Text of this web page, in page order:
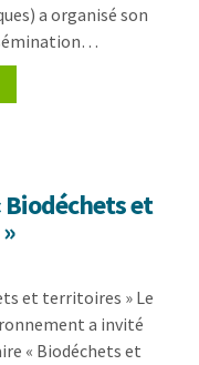
a organisé son
Biodéchets et
et territoires » Le
a invité
« Biodéchets et